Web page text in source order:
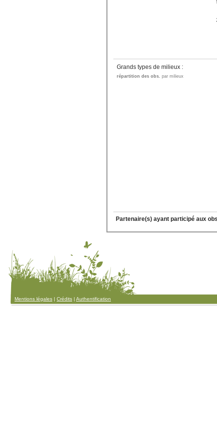
Grands types de milieux :
répartition des obs. par milieux
Partenaire(s) ayant participé aux
Mentions légales | Crédits | Authentification